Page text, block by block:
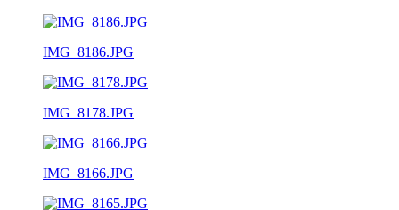
IMG_8186.JPG
IMG_8178.JPG
IMG_8166.JPG